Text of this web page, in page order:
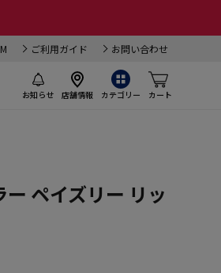
ご利用ガイド お問い合わせ
お知らせ 店舗情報 カテゴリー カート
ペイズリー リッ